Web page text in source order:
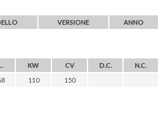
VERSIONE ANNO
KW CV D.C.
N.C.
110 150